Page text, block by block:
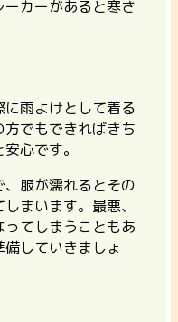
カーがあると寒さ
雨よけとして着る
方でもできればきち
心です。
服が濡れるとその
まいます。最悪、
てしまうこともあ
備していきましょ